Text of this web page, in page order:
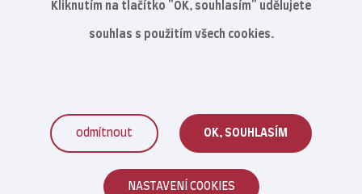
Veterinární centrum s.r.o. © 2021–2026
Kliknutím na tlačítko "OK, souhlasím" udělujete
souhlas s použitím všech cookies.
odmítnout OK, SOUHLASÍM
NASTAVENÍ COOKIES